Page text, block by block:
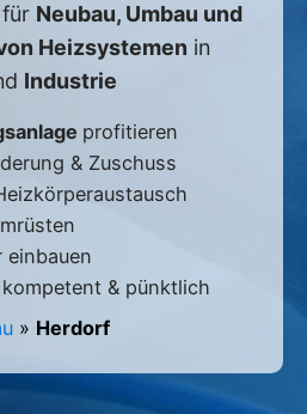
Neubau, Umbau und
Heizsystemen in
Industrie
profitieren
& Zuschuss
einbauen
& pünktlich
» Herdorf